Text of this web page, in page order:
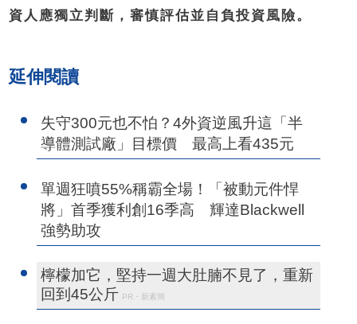
資人應獨立判斷，審慎評估並自負投資風險。
延伸閱讀
失守300元也不怕？4外資逆風升這「半
導體測試廠」目標價 最高上看435元
單週狂噴55%稱霸全場！「被動元件悍
將」首季獲利創16季高 輝達Blackwell
強勢助攻
檸檬加它，堅持一週大肚腩不見了，重新
回到45公斤 PR・新素簡